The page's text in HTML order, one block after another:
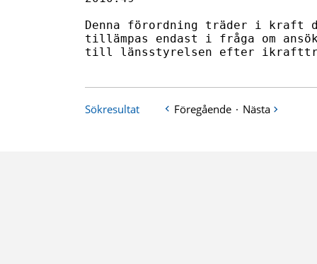
Sökresultat Föregående · Nästa